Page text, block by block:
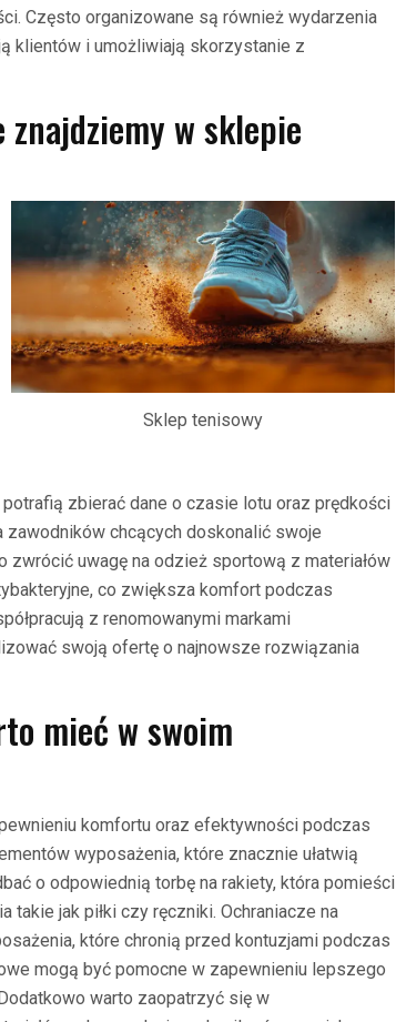
Często organizowane są również wydarzenia
klientów i umożliwiają skorzystanie z
w sklepie
Sklep tenisowy
zbierać dane o czasie lotu oraz prędkości
chcących doskonalić swoje
uwagę na odzież sportową z materiałów
co zwiększa komfort podczas
z renomowanymi markami
swoją ofertę o najnowsze rozwiązania
mieć w swoim
komfortu oraz efektywności podczas
wyposażenia, które znacznie ułatwią
o odpowiednią torbę na rakiety, która pomieści
jak piłki czy ręczniki. Ochraniacze na
które chronią przed kontuzjami podczas
mogą być pomocne w zapewnieniu lepszego
warto zaopatrzyć się w